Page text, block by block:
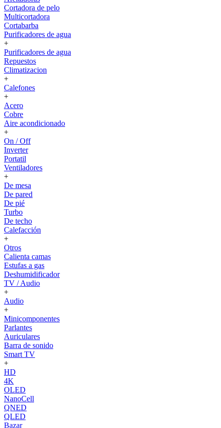
Cortadora de pelo
Multicortadora
Cortabarba
Purificadores de agua
+
Purificadores de agua
Repuestos
Climatizacion
+
Calefones
+
Acero
Cobre
Aire acondicionado
+
On / Off
Inverter
Portatil
Ventiladores
+
De mesa
De pared
De pié
Turbo
De techo
Calefacción
+
Otros
Calienta camas
Estufas a gas
Deshumidificador
TV / Audio
+
Audio
+
Minicomponentes
Parlantes
Auriculares
Barra de sonido
Smart TV
+
HD
4K
OLED
NanoCell
QNED
QLED
Bazar